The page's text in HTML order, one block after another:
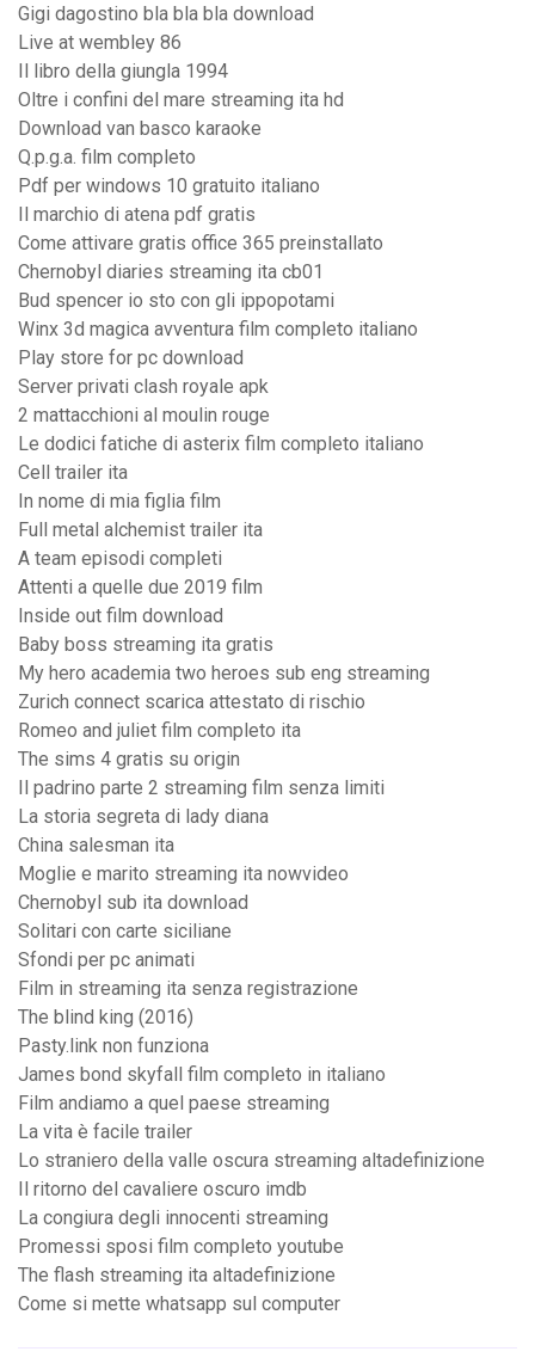
Gigi dagostino bla bla bla download
Live at wembley 86
Il libro della giungla 1994
Oltre i confini del mare streaming ita hd
Download van basco karaoke
Q.p.g.a. film completo
Pdf per windows 10 gratuito italiano
Il marchio di atena pdf gratis
Come attivare gratis office 365 preinstallato
Chernobyl diaries streaming ita cb01
Bud spencer io sto con gli ippopotami
Winx 3d magica avventura film completo italiano
Play store for pc download
Server privati clash royale apk
2 mattacchioni al moulin rouge
Le dodici fatiche di asterix film completo italiano
Cell trailer ita
In nome di mia figlia film
Full metal alchemist trailer ita
A team episodi completi
Attenti a quelle due 2019 film
Inside out film download
Baby boss streaming ita gratis
My hero academia two heroes sub eng streaming
Zurich connect scarica attestato di rischio
Romeo and juliet film completo ita
The sims 4 gratis su origin
Il padrino parte 2 streaming film senza limiti
La storia segreta di lady diana
China salesman ita
Moglie e marito streaming ita nowvideo
Chernobyl sub ita download
Solitari con carte siciliane
Sfondi per pc animati
Film in streaming ita senza registrazione
The blind king (2016)
Pasty.link non funziona
James bond skyfall film completo in italiano
Film andiamo a quel paese streaming
La vita è facile trailer
Lo straniero della valle oscura streaming altadefinizione
Il ritorno del cavaliere oscuro imdb
La congiura degli innocenti streaming
Promessi sposi film completo youtube
The flash streaming ita altadefinizione
Come si mette whatsapp sul computer